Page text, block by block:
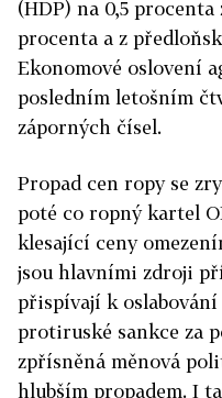
(HDP) na 0,5 procenta
procenta a z
Ekonomové oslovení
posledním letošním
záporných čísel.
Propad cen ropy se
poté co ropný kartel
klesající ceny
jsou hlavními zdroji
přispívají k
protiruské sankce za
zpřísněná měnová
hlubším propadem. I